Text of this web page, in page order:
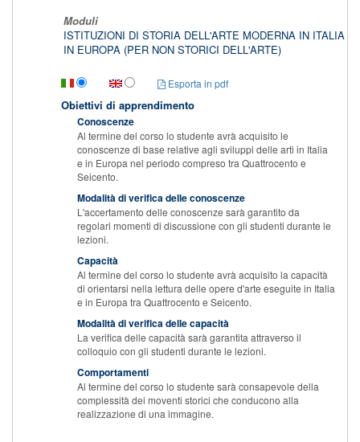
Moduli
ISTITUZIONI DI STORIA DELL'ARTE MODERNA IN ITALIA E
IN EUROPA (PER NON STORICI DELL'ARTE)
Esporta in pdf
Obiettivi di apprendimento
Conoscenze
Al termine del corso lo studente avrà acquisito le
conoscenze di base relative agli sviluppi delle arti in Italia
e in Europa nel periodo compreso tra Quattrocento e
Seicento.
Modalità di verifica delle conoscenze
L'accertamento delle conoscenze sarà garantito da
regolari momenti di discussione con gli studenti durante le
lezioni.
Capacità
Al termine del corso lo studente avrà acquisito la capacità
di orientarsi nella lettura delle opere d'arte eseguite in Italia
e in Europa tra Quattrocento e Seicento.
Modalità di verifica delle capacità
La verifica delle capacità sarà garantita attraverso il
colloquio con gli studenti durante le lezioni.
Comportamenti
Al termine del corso lo studente sarà consapevole della
complessità dei moventi storici che conducono alla
realizzazione di una immagine.